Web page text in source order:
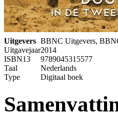
Uitgevers BBNC Uitgevers,
Uitgavejaar2014
ISBN13
9789045315577
Taal
Nederlands
Type
Digitaal boek